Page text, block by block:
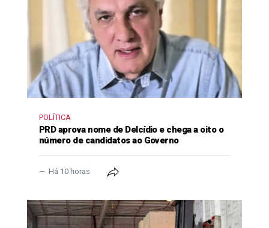
POLÍTICA
PRD aprova nome de Delcídio e chega a oito o
número de candidatos ao Governo
Há 10 horas